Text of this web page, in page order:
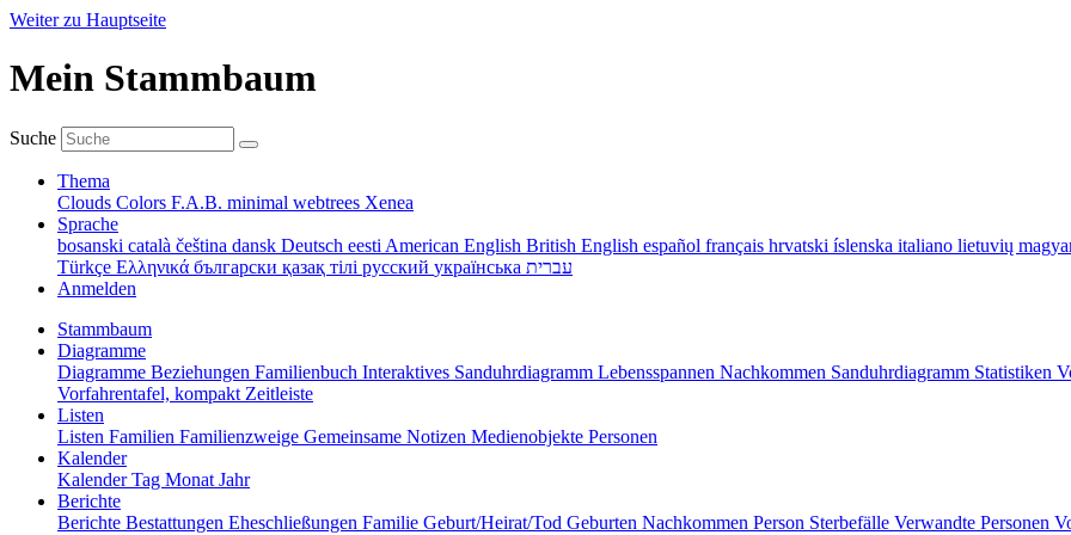
Weiter zu Hauptseite
Mein Stammbaum
Suche
Thema
Clouds Colors F.A.B. minimal webtrees Xenea
Sprache
bosanski català čeština dansk Deutsch eesti American English British English español français hrvatski íslenska italiano lietuvių
Türkçe Ελληνικά български қазақ тілі русский українська עברית
Anmelden
Stammbaum
Diagramme
Diagramme Beziehungen Familienbuch Interaktives Sanduhrdiagramm Lebensspannen Nachkommen Sanduhrdiagramm Statistiken
Vorfahrentafel, kompakt Zeitleiste
Listen
Listen Familien Familienzweige Gemeinsame Notizen Medienobjekte Personen
Kalender
KalenderTag Monat Jahr
Berichte
Berichte Bestattungen Eheschließungen Familie Geburt/Heirat/Tod Geburten Nachkommen Person Sterbefälle Verwandte Personen